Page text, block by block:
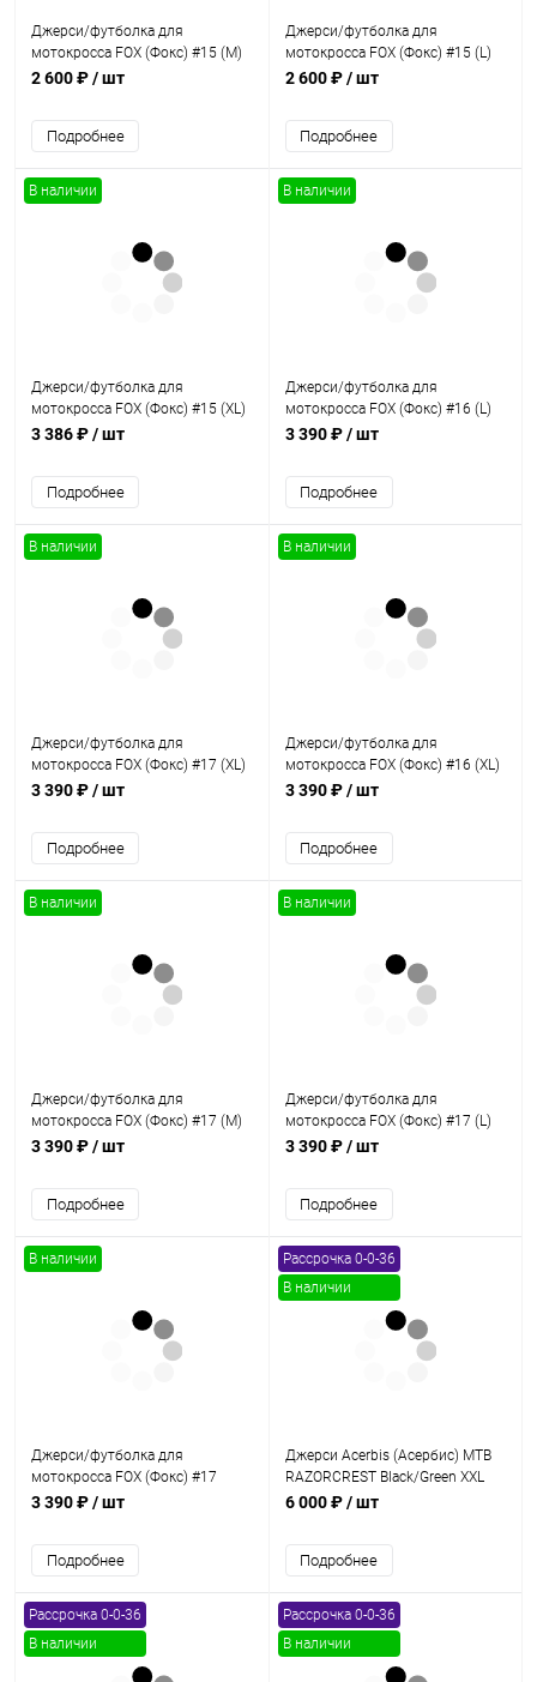
Джерси/футболка для
мотокросса FOX (Фокс) #15 (M)
2 600 ₽/ шт
Подробнее
Джерси/футболка для
мотокросса FOX (Фокс) #15 (L)
2 600 ₽/ шт
Подробнее
В наличии
Джерси/футболка для
мотокросса FOX (Фокс) #15 (XL)
3 386 ₽/ шт
Подробнее
В наличии
Джерси/футболка для
мотокросса FOX (Фокс) #16 (L)
3 390 ₽/ шт
Подробнее
В наличии
Джерси/футболка для
мотокросса FOX (Фокс) #17 (XL)
3 390 ₽/ шт
Подробнее
В наличии
Джерси/футболка для
мотокросса FOX (Фокс) #16 (XL)
3 390 ₽/ шт
Подробнее
В наличии
Джерси/футболка для
мотокросса FOX (Фокс) #17 (M)
3 390 ₽/ шт
Подробнее
В наличии
Джерси/футболка для
мотокросса FOX (Фокс) #17 (L)
3 390 ₽/ шт
Подробнее
В наличии
Джерси/футболка для
мотокросса FOX (Фокс) #17
(XXL)
3 390 ₽/ шт
Подробнее
Рассрочка 0-0-36
В наличии
Джерси Acerbis (Асербис) MTB
RAZORCREST Black/Green XXL
6 000 ₽/ шт
Подробнее
Рассрочка 0-0-36
В наличии
Рассрочка 0-0-36
В наличии